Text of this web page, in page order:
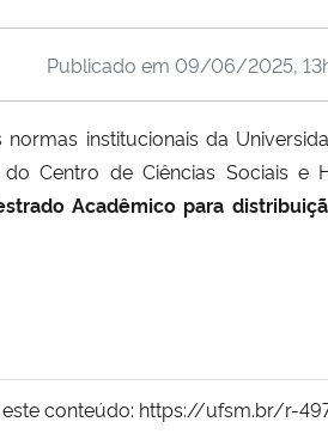
Publicado em 09/06/2025,
institucionais da
do Centro de Ciências Sociais
Acadêmico para
conteúdo: https://ufsm.br/r-